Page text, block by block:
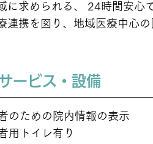
に求められる、 24時間安心
連携を図り、地域医療中心
ービス・設備
のための院内情報の表示
用トイレ有り